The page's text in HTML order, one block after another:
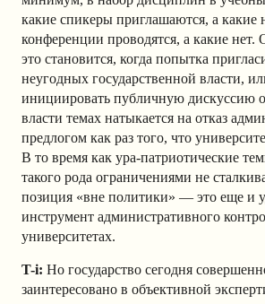
какие спикеры приглашаются, а какие
конференции проводятся, а какие
это становится, когда попытка
неугодных государственной власти,
инициировать публичную дискуссию
власти темах натыкается на отказ
предлогом как раз того, что
В то время как ура-патриотические
такого рода ограничениями не
позиция «вне политики» — это еще и
инструмент административного
университетах.
T-i: Но государство сегодня
заинтересовано в объективной